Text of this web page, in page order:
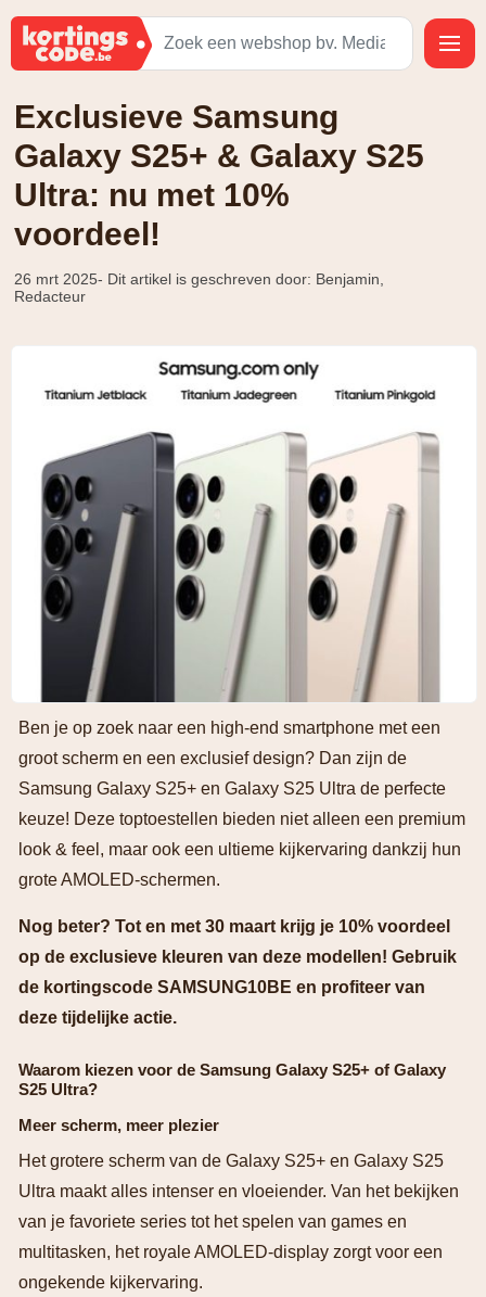
Exclusieve Samsung
Galaxy S25+ & Galaxy S25
Ultra: nu met 10%
voordeel!
26 mrt 2025- Dit artikel is geschreven door: Benjamin,
Redacteur
Ben je op zoek naar een high-end smartphone met een
groot scherm en een exclusief design? Dan zijn de
Samsung Galaxy S25+ en Galaxy S25 Ultra de perfecte
keuze! Deze toptoestellen bieden niet alleen een premium
look & feel, maar ook een ultieme kijkervaring dankzij hun
grote AMOLED-schermen.
Nog beter? Tot en met 30 maart krijg je 10% voordeel
op de exclusieve kleuren van deze modellen! Gebruik
de kortingscode SAMSUNG10BE en profiteer van
deze tijdelijke actie.
Waarom kiezen voor de Samsung Galaxy S25+ of Galaxy
S25 Ultra?
Meer scherm, meer plezier
Het grotere scherm van de Galaxy S25+ en Galaxy S25
Ultra maakt alles intenser en vloeiender. Van het bekijken
van je favoriete series tot het spelen van games en
multitasken, het royale AMOLED-display zorgt voor een
ongekende kijkervaring.